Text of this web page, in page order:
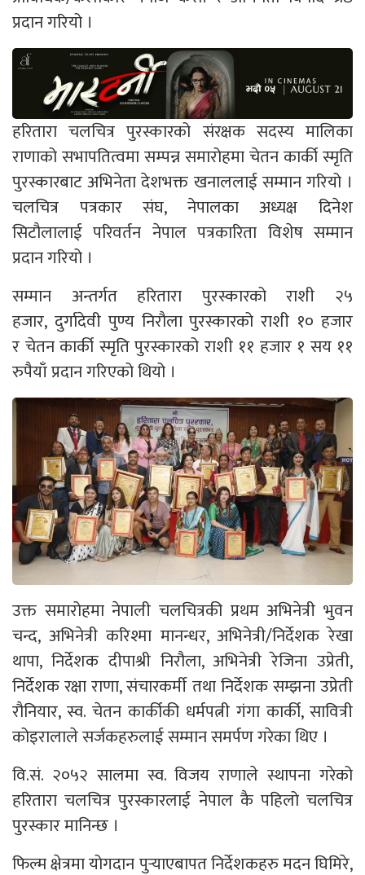
प्रदान गरियो ।
हरितारा चलचित्र पुरस्कारको संरक्षक सदस्य मालिका
राणाको सभापतित्वमा सम्पन्न समारोहमा चेतन कार्की स्मृति
पुरस्कारबाट अभिनेता देशभक्त खनाललाई सम्मान गरियो ।
चलचित्र पत्रकार संघ, नेपालका अध्यक्ष दिनेश
सिटौलालाई परिवर्तन नेपाल पत्रकारिता विशेष सम्मान
प्रदान गरियो ।
सम्मान अन्तर्गत हरितारा पुरस्कारको राशी २५
हजार, दुर्गादेवी पुण्य निरौला पुरस्कारको राशी १० हजार
र चेतन कार्की स्मृति पुरस्कारको राशी ११ हजार १ सय ११
रुपैयाँ प्रदान गरिएको थियो ।
उक्त समारोहमा नेपाली चलचित्रकी प्रथम अभिनेत्री भुवन
चन्द, अभिनेत्री करिश्मा मानन्धर, अभिनेत्री/निर्देशक रेखा
थापा, निर्देशक दीपाश्री निरौला, अभिनेत्री रेजिना उप्रेती,
निर्देशक रक्षा राणा, संचारकर्मी तथा निर्देशक सम्झना उप्रेती
रौनियार, स्व. चेतन कार्कीकी धर्मपत्नी गंगा कार्की, सावित्री
कोइरालाले सर्जकहरुलाई सम्मान समर्पण गरेका थिए ।
वि.सं. २०५२ सालमा स्व. विजय राणाले स्थापना गरेको
हरितारा चलचित्र पुरस्कारलाई नेपाल कै पहिलो चलचित्र
पुरस्कार मानिन्छ ।
फिल्म क्षेत्रमा योगदान पुर्‍याएबापत निर्देशकहरु मदन घिमिरे,